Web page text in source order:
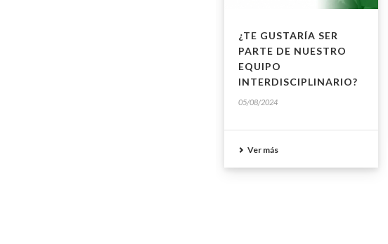
¿TE GUSTARÍA SER
PARTE DE NUESTRO
EQUIPO
INTERDISCIPLINARIO?
05/08/2024
Ver más